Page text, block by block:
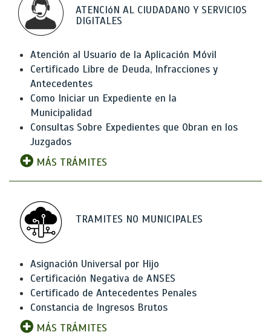
ATENCIóN AL CIUDADANO Y SERVICIOS
DIGITALES
Atención al Usuario de la Aplicación Móvil
Certificado Libre de Deuda, Infracciones y
Antecedentes
Como Iniciar un Expediente en la
Municipalidad
Consultas Sobre Expedientes que Obran en los
Juzgados
MÁS TRÁMITES
TRAMITES NO MUNICIPALES
Asignación Universal por Hijo
Certificación Negativa de ANSES
Certificado de Antecedentes Penales
Constancia de Ingresos Brutos
MÁS TRÁMITES